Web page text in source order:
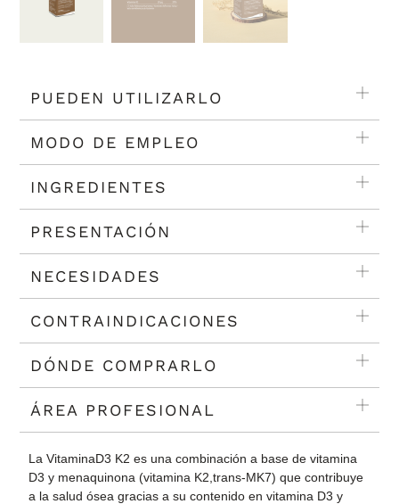
PUEDEN UTILIZARLO
MODO DE EMPLEO
INGREDIENTES
PRESENTACIÓN
NECESIDADES
CONTRAINDICACIONES
DÓNDE COMPRARLO
ÁREA PROFESIONAL
La VitaminaD3 K2 es una combinación a base de vitamina
D3 y menaquinona (vitamina K2,trans-MK7) que contribuye
a la salud ósea gracias a su contenido en vitamina D3 y